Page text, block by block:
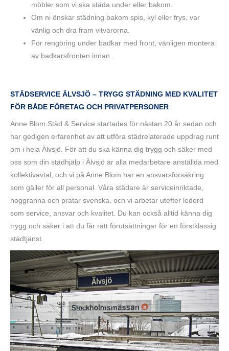
möbler som vi ska städa under eller bakom.
Om ni önskar städning bakom spis, kyl eller frys, var
vänlig och dra fram vitvarorna.
För rengöring under badkar med front, vänligen montera
av badkarsfronten innan.
STÄDSERVICE ÄLVSJÖ – TRYGG STÄDNING MED KVALITET
FÖR BÅDE FÖRETAG OCH PRIVATPERSONER
Anne Blom Städ & Service startades för nästan 20 år sedan och
har gedigen erfarenhet av att utföra städrelaterade uppdrag runt
om i hela Älvsjö. För att du ska känna dig trygg och säker med
oss som din städhjälp i Älvsjö är alla medarbetare anställda med
kollektivavtal, och vi på Anne Blom har en ansvarsförsäkring
som gäller för all personal. Våra städare är serviceinriktade,
noggranna och pratar svenska, och vi arbetar utefter ledord
som service, ansvar och kvalitet. Du kan också alltid känna dig
trygg och säker i att du får rätt förutsättningar för en förstklassig
städtjänst.